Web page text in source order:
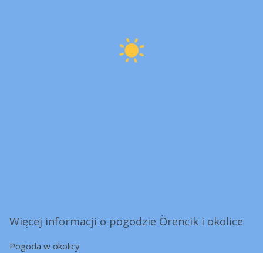
Więcej informacji o pogodzie Örencik i okolice
Pogoda w okolicy